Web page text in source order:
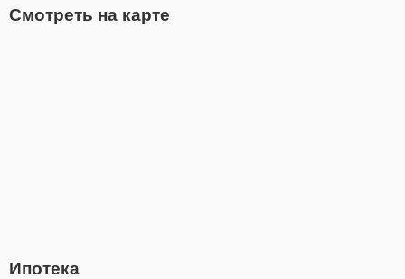
Смотреть на карте
Ипотека